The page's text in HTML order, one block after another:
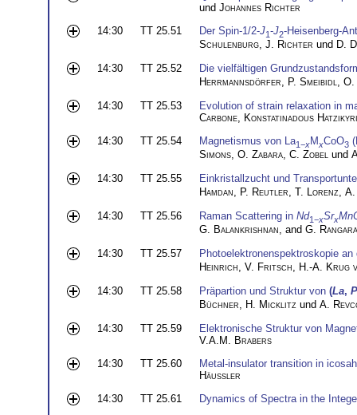
und Johannes Richter
14:30
TT 25.51 Der Spin-1/2-J1-J2-Heisenberg-
Schulenburg, J. Richter und D.
14:30
TT 25.52
Die vielfältigen
Herrmannsdörfer, P. Smeibidl,
14:30
TT 25.53
Evolution of strain relaxation in
Carbone Konstatinadous
14:30
TT 25.54 Magnetismus von La1−xMxCoO3
Simons, O. Zabara, C. Zobel und
14:30
TT 25.55
Einkristallzucht und
Hamdan, P. Reutler, T. Lorenz, A.
14:30
TT 25.56 Raman Scattering in Nd1−xSrx
G. Balankrishnan, and G.
14:30
TT 25.57
Photoelektronenspektroskopie
Heinrich, V. Fritsch, H.-A. Krug
14:30
TT 25.58 Präpartion und Struktur von (La,
Büchner, H. Micklitz und A.
14:30
TT 25.59
Elektronische Struktur von
V.A.M. Brabers
14:30
TT 25.60
Metal-insulator transition in
Häussler
14:30
TT 25.61
Dynamics of Spectra in the